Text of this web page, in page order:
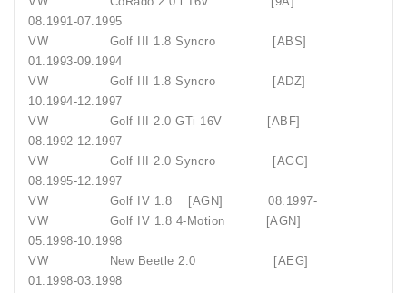
08.1991-07.1995
VW Golf III 1.8 Syncro [ABS]
01.1993-09.1994
VW Golf III 1.8 Syncro [ADZ]
10.1994-12.1997
VW Golf III 2.0 GTi 16V [ABF]
08.1992-12.1997
VW Golf III 2.0 Syncro [AGG]
08.1995-12.1997
VW Golf IV 1.8 [AGN] 08.1997-
VW Golf IV 1.8 4-Motion [AGN]
05.1998-10.1998
VW New Beetle 2.0 [AEG]
01.1998-03.1998